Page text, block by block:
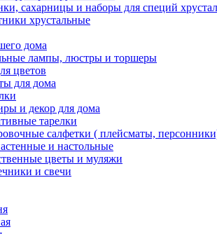
сахарницы и наборы для специй
хрустальные
дома
лампы, люстры и торшеры
цветов
для дома
и декор для дома
тарелки
салфетки ( плейсматы,
и настольные
цветы и муляжи
и свечи